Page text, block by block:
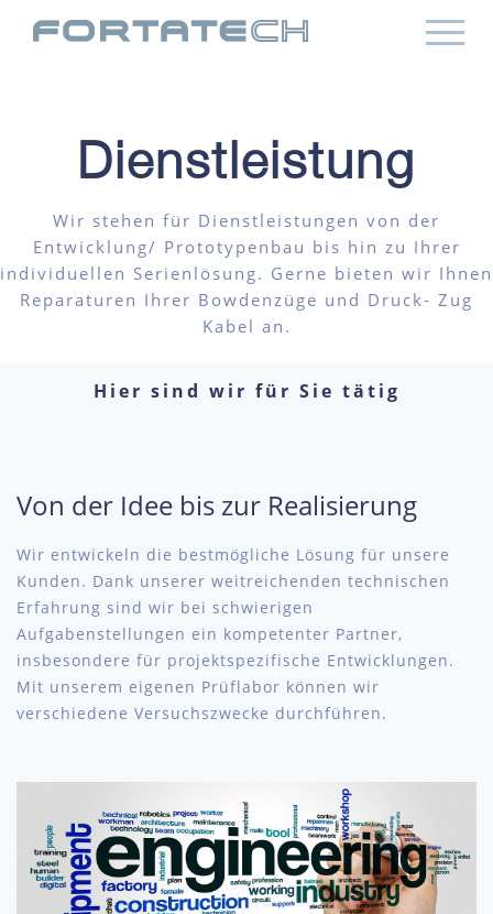
Dienstleistung
Wir stehen für Dienstleistungen von der
Entwicklung/ Prototypenbau bis hin zu Ihrer
individuellen Serienlösung. Gerne bieten wir Ihnen
Reparaturen Ihrer Bowdenzüge und Druck- Zug
Kabel an.
Hier sind wir für Sie tätig
Von der Idee bis zur Realisierung
Wir entwickeln die bestmögliche Lösung für unsere
Kunden. Dank unserer weitreichenden technischen
Erfahrung sind wir bei schwierigen
Aufgabenstellungen ein kompetenter Partner,
insbesondere für projektspezifische Entwicklungen.
Mit unserem eigenen Prüflabor können wir
verschiedene Versuchszwecke durchführen.